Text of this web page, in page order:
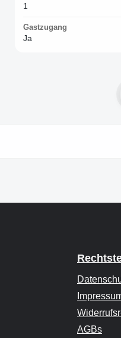
1
Gastzugang
Ja
AGBs